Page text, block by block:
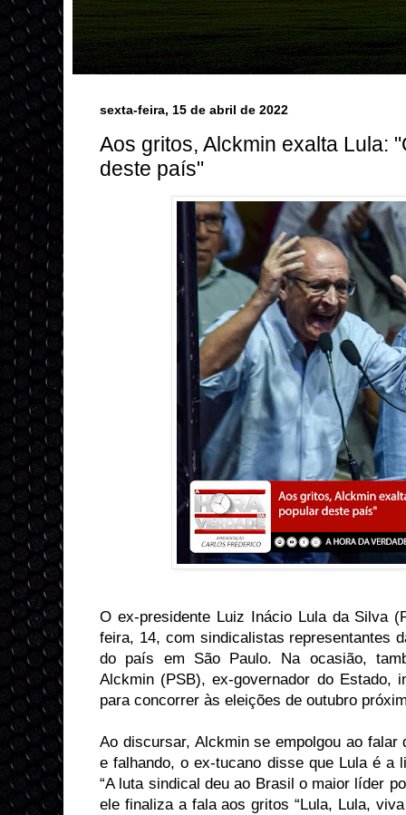
sexta-feira, 15 de abril de 2022
Aos gritos, Alckmin exalta Lula:
deste país"
O ex-presidente Luiz Inácio Lula da Silva
feira, 14, com sindicalistas representantes
do país em São Paulo. Na ocasião,
Alckmin (PSB), ex-governador do Estado,
para concorrer às eleições de outubro
Ao discursar, Alckmin se empolgou ao
e falhando, o ex-tucano disse que Lula é a
“A luta sindical deu ao Brasil o maior líder
ele finaliza a fala aos gritos “Lula, Lula,